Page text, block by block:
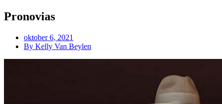
Pronovias
oktober 6, 2021
By Kelly Van Beylen